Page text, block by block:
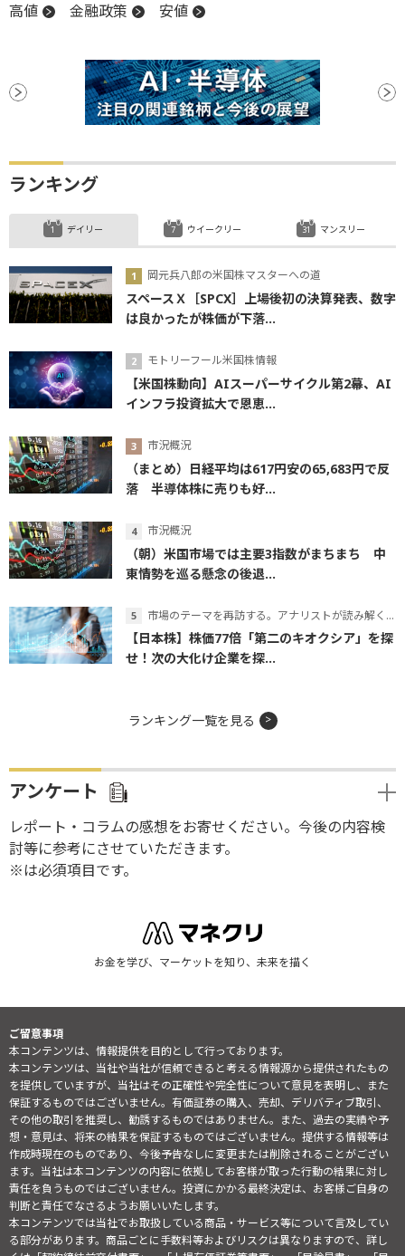
高値 金融政策 安値
ランキング
デイリー
岡元兵八郎の米国株マスターへの道
スペースＸ［SPCX］上場後初の決算発表、数字
は良かったが株価が下落...
モトリーフール米国株情報
【米国株動向】AIスーパーサイクル第2幕、AI
インフラ投資拡大で恩恵...
市況概況
（まとめ）日経平均は617円安の65,683円で反
落 半導体株に売りも好...
市況概況
（朝）米国市場では主要3指数がまちまち 中
東情勢を巡る懸念の後退...
市場のテーマを再訪する。アナリストが読み解くテーマの本質
【日本株】株価77倍「第二のキオクシア」を探
せ！次の大化け企業を探...
ウイークリー マンスリー
ランキング一覧を見る
アンケート
レポート・コラムの感想をお寄せください。今後の内容検
討等に参考にさせていただきます。
※は必須項目です。
お金を学び、マーケットを知り、未来を描く
ご留意事項
本コンテンツは、情報提供を目的として行っております。
本コンテンツは、当社や当社が信頼できると考える情報源から提供されたもの
を提供していますが、当社はその正確性や完全性について意見を表明し、また
保証するものではございません。有価証券の購入、売却、デリバティブ取引、
その他の取引を推奨し、勧誘するものではありません。また、過去の実績や予
想・意見は、将来の結果を保証するものではございません。提供する情報等は
作成時現在のものであり、今後予告なしに変更または削除されることがござい
ます。当社は本コンテンツの内容に依拠してお客様が取った行動の結果に対し
責任を負うものではございません。投資にかかる最終決定は、お客様ご自身の
判断と責任でなさるようお願いいたします。
本コンテンツでは当社でお取扱している商品・サービス等について言及してい
る部分があります。商品ごとに手数料等およびリスクは異なりますので、詳し